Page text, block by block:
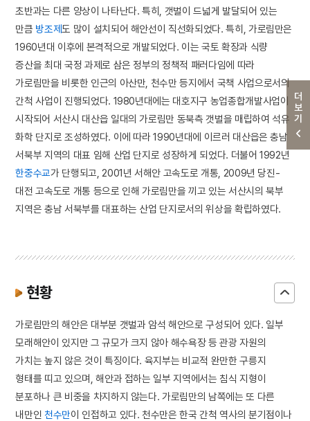
더보기
초반과는 다른 양상이 나타난다. 특히, 갯벌이 드넓게 발달되어 있는
만큼 방조제도 많이 설치되어 해안선이 직선화되었다. 특히, 가로림만은
1960년대 이후에 본격적으로 개발되었다. 이는 국토 확장과 식량
증산을 최대 국정 과제로 삼은 정부의 정책적 패러다임에 따라
가로림만을 비롯한 인근의 아산만, 천수만 등지에서 국책 사업으로서의
간척 사업이 진행되었다. 1980년대에는 대호지구 농업종합개발사업이
시작되어 서산시 대산읍 일대의 가로림만 동북측 갯벌을 매립하여 석유
화학 단지로 조성하였다. 이에 따라 1990년대에 이르러 대산읍은 충남
서북부 지역의 대표 임해 산업 단지로 성장하게 되었다. 더불어 1992년
한중수교가 단행되고, 2001년 서해안 고속도로 개통, 2009년 당진-
대전 고속도로 개통 등으로 인해 가로림만을 끼고 있는 서산시의 북부
지역은 충남 서북부를 대표하는 산업 단지로서의 위상을 확립하였다.
현황
가로림만의 해안은 대부분 갯벌과 암석 해안으로 구성되어 있다. 일부
모래해안이 있지만 그 규모가 크지 않아 해수욕장 등 관광 자원의
가치는 높지 않은 것이 특징이다. 육지부는 비교적 완만한 구릉지
형태를 띠고 있으며, 해안과 접하는 일부 지역에서는 침식 지형이
분포하나 큰 비중을 차지하지 않는다. 가로림만의 남쪽에는 또 다른
내만인천수만이 인접하고 있다. 천수만은 한국 간척 역사의 분기점이나